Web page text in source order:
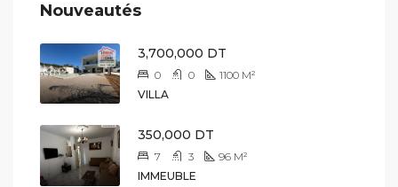
Nouveautés
3,700,000 DT
0 0 1100 M²
VILLA
350,000 DT
7 3 96 M²
IMMEUBLE